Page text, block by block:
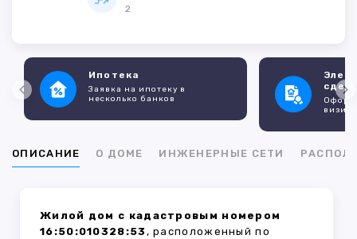
2
Ипотека
Заявка на ипотеку в
несколько банков
ОПИСАНИЕ О ДОМЕ ИНЖЕНЕРНЫЕ СЕТИ
Жилой дом с кадастровым номером
16:50:010328:53 , расположенный по